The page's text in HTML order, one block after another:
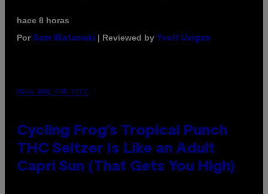
hace 8 horas
Por Sam Watanuki | Reviewed by Ysolt Usigan
MAHA HAQ FOR VICE
Cycling Frog’s Tropical Punch
THC Seltzer Is Like an Adult
Capri Sun (That Gets You High)